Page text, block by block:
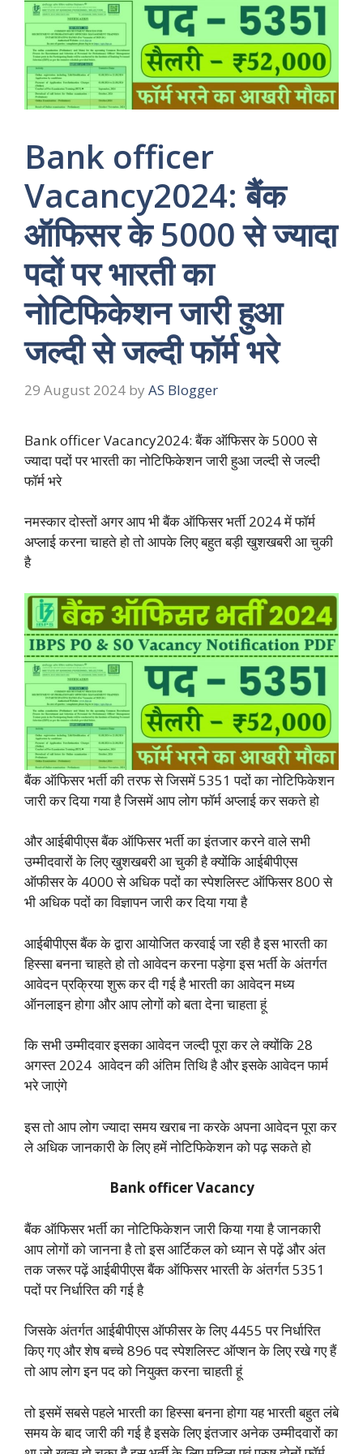
Bank officer
Vacancy2024: बैंक
ऑफिसर के 5000 से ज्यादा
पदों पर भारती का
नोटिफिकेशन जारी हुआ
जल्दी से जल्दी फॉर्म भरे
29 August 2024 by AS Blogger
Bank officer Vacancy2024: बैंक ऑफिसर के 5000 से
ज्यादा पदों पर भारती का नोटिफिकेशन जारी हुआ जल्दी से जल्दी
फॉर्म भरे
नमस्कार दोस्तों अगर आप भी बैंक ऑफिसर भर्ती 2024 में फॉर्म
अप्लाई करना चाहते हो तो आपके लिए बहुत बड़ी खुशखबरी आ चुकी
है
बैंक ऑफिसर भर्ती की तरफ से जिसमें 5351 पदों का नोटिफिकेशन
जारी कर दिया गया है जिसमें आप लोग फॉर्म अप्लाई कर सकते हो
और आईबीपीएस बैंक ऑफिसर भर्ती का इंतजार करने वाले सभी
उम्मीदवारों के लिए खुशखबरी आ चुकी है क्योंकि आईबीपीएस
ऑफीसर के 4000 से अधिक पदों का स्पेशलिस्ट ऑफिसर 800 से
भी अधिक पदों का विज्ञापन जारी कर दिया गया है
आईबीपीएस बैंक के द्वारा आयोजित करवाई जा रही है इस भारती का
हिस्सा बनना चाहते हो तो आवेदन करना पड़ेगा इस भर्ती के अंतर्गत
आवेदन प्रक्रिया शुरू कर दी गई है भारती का आवेदन मध्य
ऑनलाइन होगा और आप लोगों को बता देना चाहता हूं
कि सभी उम्मीदवार इसका आवेदन जल्दी पूरा कर ले क्योंकि 28
अगस्त 2024 आवेदन की अंतिम तिथि है और इसके आवेदन फार्म
भरे जाएंगे
इस तो आप लोग ज्यादा समय खराब ना करके अपना आवेदन पूरा कर
ले अधिक जानकारी के लिए हमें नोटिफिकेशन को पढ़ सकते हो
Bank officer Vacancy
बैंक ऑफिसर भर्ती का नोटिफिकेशन जारी किया गया है जानकारी
आप लोगों को जानना है तो इस आर्टिकल को ध्यान से पढ़ें और अंत
तक जरूर पढ़ें आईबीपीएस बैंक ऑफिसर भारती के अंतर्गत 5351
पदों पर निर्धारित की गई है
जिसके अंतर्गत आईबीपीएस ऑफीसर के लिए 4455 पर निर्धारित
किए गए और शेष बच्चे 896 पद स्पेशलिस्ट ऑप्शन के लिए रखे गए हैं
तो आप लोग इन पद को नियुक्त करना चाहती हूं
तो इसमें सबसे पहले भारती का हिस्सा बनना होगा यह भारती बहुत लंबे
समय के बाद जारी की गई है इसके लिए इंतजार अनेक उम्मीदवारों का